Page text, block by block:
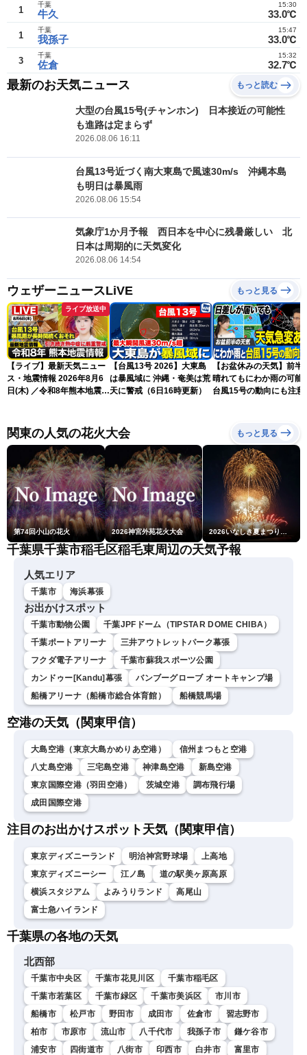
1 牛久
千葉
33.0℃
15:30
1 我孫子
千葉
33.0℃
15:47
3 佐倉
千葉
32.7℃
15:32
最新のお天気ニュース もっと読む
大型の台風15号(チャンホン) 日本接近の可能性
も進路は定まらず
2026.08.06 16:11
台風13号近づく南大東島で風速30m/s 沖縄本島
も明日は暴風雨
2026.08.06 15:54
気象庁1か月予報 西日本を中心に残暑厳しい 北
日本は周期的に天気変化
2026.08.06 14:54
ウェザーニュースLiVE もっと見る
ライブ放送中
【ライブ】最新天気ニュー
ス・地震情報 2026年8月6
日(木) ／令和8年熊本地震情
ースLiVEイブニング・小林
李衣奈／本田竜也〉
【台風13号 2026】大東島
は暴風域に 沖縄・奄美は荒
天に警戒（6日16時更新）
【お盆休みの天気】前半
晴れてもにわか雨の可能
台風15号の動向にも注意
関東の人気の花火大会 もっと見る
第74回小山の花火 2026神宮外苑花火大会 2026いなしき夏まつり花火大会
千葉県千葉市稲毛区稲毛東周辺の天気予報
人気エリア
千葉市 海浜幕張
お出かけスポット
千葉市動物公園
千葉JPFドーム（TIPSTAR DOME CHIBA）
千葉ポートアリーナ
三井アウトレットパーク幕張
フクダ電子アリーナ
千葉市蘇我スポーツ公園
カンドゥー[Kandu]幕張
バンブーグローブ オートキャンプ場
船橋アリーナ（船橋市総合体育館）
船橋競馬場
空港の天気（関東甲信）
大島空港（東京大島かめりあ空港）
信州まつもと空港
八丈島空港
三宅島空港 神津島空港
新島空港
東京国際空港（羽田空港）
茨城空港
調布飛行場
成田国際空港
注目のお出かけスポット天気（関東甲信）
東京ディズニーランド 明治神宮野球場
上高地
東京ディズニーシー
江ノ島
道の駅美ヶ原高原
横浜スタジアム
よみうりランド
高尾山
富士急ハイランド
千葉県の各地の天気
北西部
千葉市中央区 千葉市花見川区
千葉市稲毛区
千葉市若葉区
千葉市緑区 千葉市美浜区
市川市
船橋市
松戸市 野田市 成田市 佐倉市
習志野市
柏市
市原市 流山市 八千代市 我孫子市
鎌ケ谷市
浦安市
四街道市 八街市 印西市 白井市 富里市